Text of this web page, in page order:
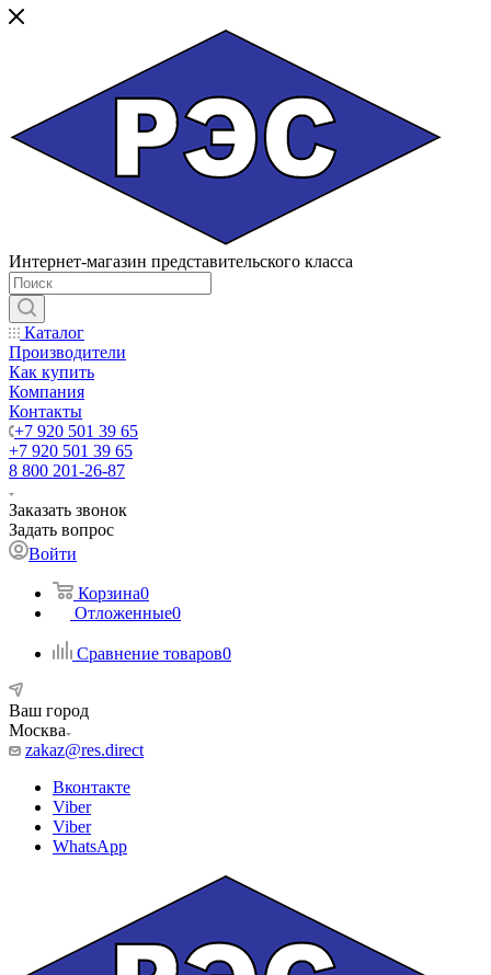
Интернет-магазин представительского класса
Каталог
Производители
Как купить
Компания
Контакты
+7 920 501 39 65
+7 920 501 39 65
8 800 201-26-87
Заказать звонок
Задать вопрос
Войти
Корзина0
Отложенные0
Сравнение товаров0
Ваш город
Москва
zakaz@res.direct
Вконтакте
Viber
Viber
WhatsApp